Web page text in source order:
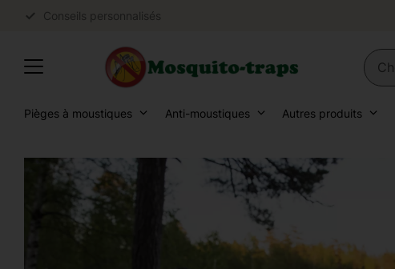
Conseils personnalisés
Pièges à moustiques Anti-moustiques Autres produits